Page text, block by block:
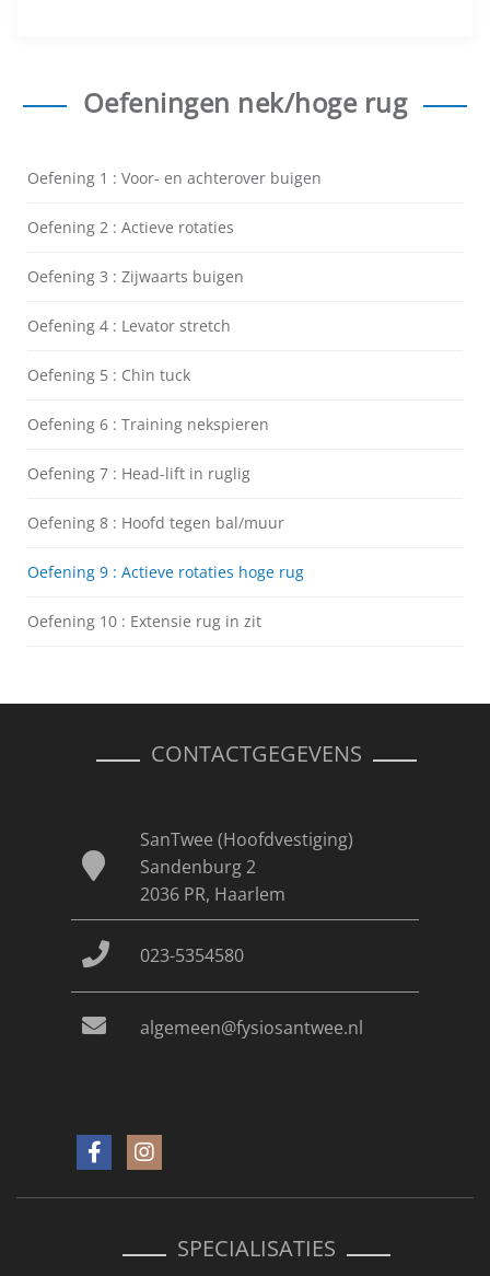
Oefeningen nek/hoge rug
Oefening 1 : Voor- en achterover buigen
Oefening 2 : Actieve rotaties
Oefening 3 : Zijwaarts buigen
Oefening 4 : Levator stretch
Oefening 5 : Chin tuck
Oefening 6 : Training nekspieren
Oefening 7 : Head-lift in ruglig
Oefening 8 : Hoofd tegen bal/muur
Oefening 9 : Actieve rotaties hoge rug
Oefening 10 : Extensie rug in zit
CONTACTGEGEVENS
SanTwee (Hoofdvestiging)
Sandenburg 2
2036 PR, Haarlem
023-5354580
algemeen@fysiosantwee.nl
SPECIALISATIES